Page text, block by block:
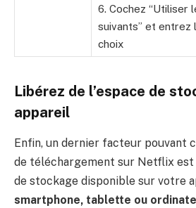
6. Cochez “Utiliser
suivants” et entrez
choix
Libérez de l’espace de
appareil
Enfin, un dernier facteur pouvant
de téléchargement sur Netflix est
de stockage disponible sur votre
smartphone, tablette ou